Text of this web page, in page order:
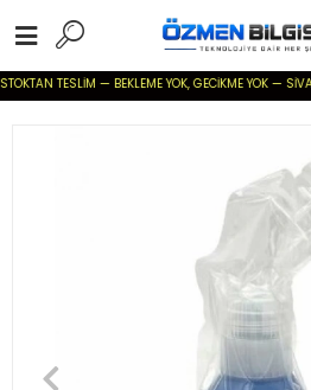
TESLİM — BEKLEME YOK, GECİKME YOK —